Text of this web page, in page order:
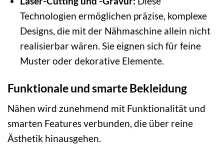
Technologien ermöglichen präzise, komplexe
Designs, die mit der Nähmaschine allein nicht
realisierbar wären. Sie eignen sich für feine
Muster oder dekorative Elemente.
Funktionale und smarte Bekleidung
Nähen wird zunehmend mit Funktionalität und
smarten Features verbunden, die über reine
Ästhetik hinausgehen.